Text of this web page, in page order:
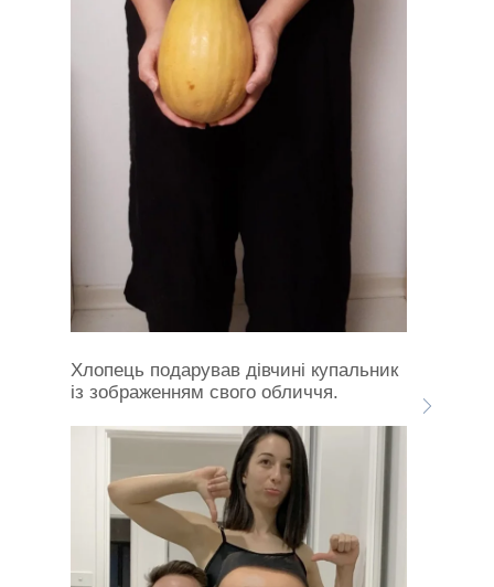
Хлопець подарував дівчині купальник
із зображенням свого обличчя.